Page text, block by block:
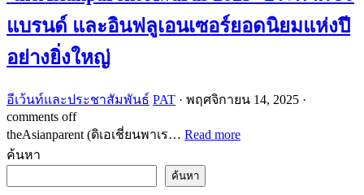
แบรนด์ และอินฟลูเอนเซอร์ยอดนิยมแห่งปี
อย่างยิ่งใหญ่
อีเว้นท์และประชาสัมพันธ์ PAT · พฤศจิกายน 14, 2025 ·
comments off
theAsianparent (ดิเอเชี่ยนพาเร… Read more
ค้นหา
ค้นหา